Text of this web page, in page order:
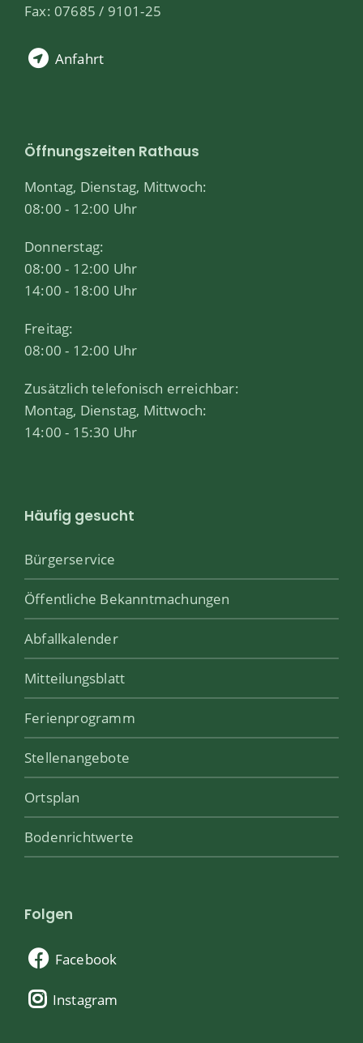
Fax: 07685 / 9101-25
Anfahrt
Öffnungszeiten Rathaus
Montag, Dienstag, Mittwoch:
08:00 - 12:00 Uhr
Donnerstag:
08:00 - 12:00 Uhr
14:00 - 18:00 Uhr
Freitag:
08:00 - 12:00 Uhr
Zusätzlich telefonisch erreichbar:
Montag, Dienstag, Mittwoch:
14:00 - 15:30 Uhr
Häufig gesucht
Bürgerservice
Öffentliche Bekanntmachungen
Abfallkalender
Mitteilungsblatt
Ferienprogramm
Stellenangebote
Ortsplan
Bodenrichtwerte
Folgen
Facebook
Instagram